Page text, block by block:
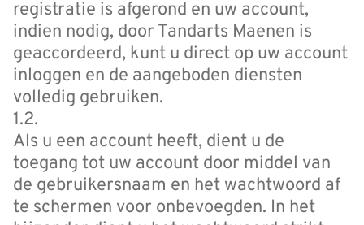
registratie is afgerond en uw account,
indien nodig, door Tandarts Maenen is
geaccordeerd, kunt u direct op uw account
inloggen en de aangeboden diensten
volledig gebruiken.
1.2.
Als u een account heeft, dient u de
toegang tot uw account door middel van
de gebruikersnaam en het wachtwoord af
te schermen voor onbevoegden. In het